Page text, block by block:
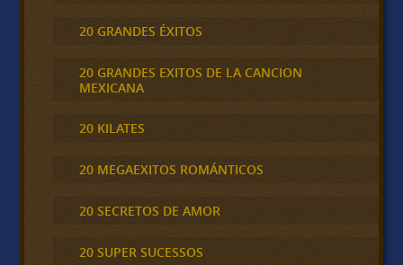
20 GRANDES ÉXITOS
20 GRANDES EXITOS DE LA CANCION
MEXICANA
20 KILATES
20 MEGAEXITOS ROMÁNTICOS
20 SECRETOS DE AMOR
20 SUPER SUCESSOS